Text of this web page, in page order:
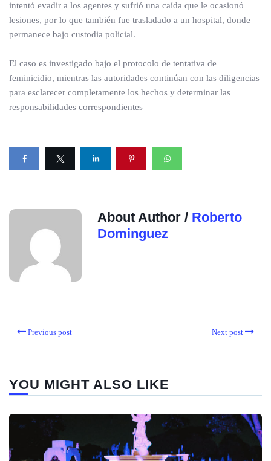
intentó evadir a los agentes y sufrió una caída que le ocasionó
lesiones, por lo que también fue trasladado a un hospital, donde
permanece bajo custodia policial.
El caso es investigado bajo el protocolo de tentativa de
feminicidio, mientras las autoridades continúan con las diligencias
para esclarecer completamente los hechos y determinar las
responsabilidades correspondientes
About Author / Roberto
Dominguez
Previous post Next post
YOU MIGHT ALSO LIKE